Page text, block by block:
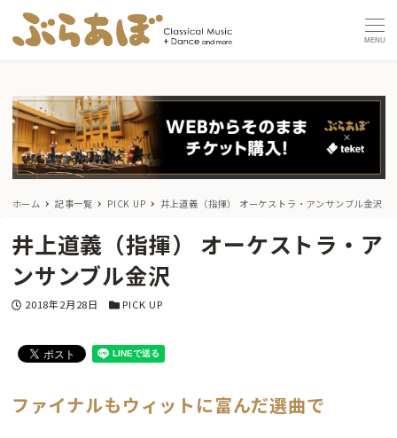
MENU
ホーム 記事一覧 PICK UP 井上道義（指揮） オーケストラ・アンサンブル金沢
井上道義（指揮） オーケストラ・ア
ンサンブル金沢
投稿日
2018年2月28日 カテゴリー
PICK UP
ファイナルもウィットに富んだ選曲で